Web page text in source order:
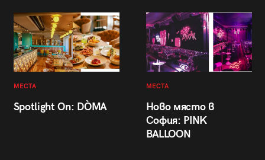
МЕСТА
Spotlight On: DÒMA
МЕСТА
Ново място в
София: PINK
BALLOON